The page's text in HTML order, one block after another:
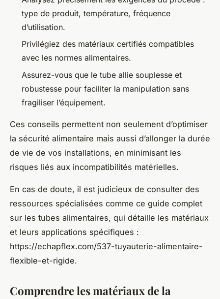
type de produit, température, fréquence
d’utilisation.
Privilégiez des matériaux certifiés compatibles
avec les normes alimentaires.
Assurez-vous que le tube allie souplesse et
robustesse pour faciliter la manipulation sans
fragiliser l’équipement.
Ces conseils permettent non seulement d’optimiser
la sécurité alimentaire mais aussi d’allonger la durée
de vie de vos installations, en minimisant les
risques liés aux incompatibilités matérielles.
En cas de doute, il est judicieux de consulter des
ressources spécialisées comme ce guide complet
sur les tubes alimentaires, qui détaille les matériaux
et leurs applications spécifiques :
https://echapflex.com/537-tuyauterie-alimentaire-
flexible-et-rigide.
Comprendre les matériaux de la